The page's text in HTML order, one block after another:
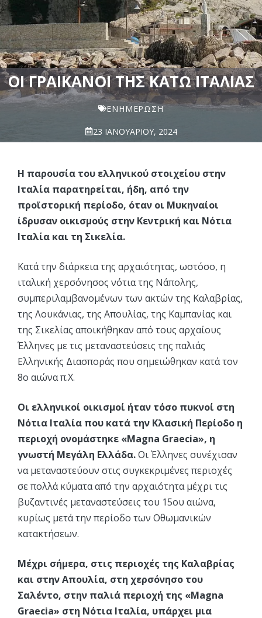
ΟΙ ΓΡΑΙΚΆΝΟΙ ΤΗΣ ΚΆΤΩ ΙΤΑΛΊΑΣ
ΕΝΗΜΈΡΩΣΗ
23 ΙΑΝΟΥΑΡΊΟΥ, 2024
Η παρουσία του ελληνικού στοιχείου στην
Ιταλία παρατηρείται, ήδη, από την
προϊστορική περίοδο, όταν οι Μυκηναίοι
ίδρυσαν οικισμούς στην Κεντρική και Νότια
Ιταλία και τη Σικελία.
Κατά την διάρκεια της αρχαιότητας, ωστόσο, η
ιταλική χερσόνησος νότια της Νάπολης,
συμπεριλαμβανομένων των ακτών της Καλαβρίας,
της Λουκάνιας, της Απουλίας, της Καμπανίας και
της Σικελίας αποικήθηκαν από τους αρχαίους
Έλληνες με τις μεταναστεύσεις της παλιάς
Ελληνικής Διασποράς που σημειώθηκαν κατά τον
8ο αιώνα π.Χ.
Οι ελληνικοί οικισμοί ήταν τόσο πυκνοί στη
Νότια Ιταλία που κατά την Κλασική Περίοδο η
περιοχή ονομάστηκε «Magna Graecia», η
γνωστή Μεγάλη Ελλάδα.Οι Έλληνες συνέχισαν
να μεταναστεύουν στις συγκεκριμένες περιοχές
σε πολλά κύματα από την αρχαιότητα μέχρι τις
βυζαντινές μεταναστεύσεις του 15ου αιώνα,
κυρίως μετά την περίοδο των Οθωμανικών
κατακτήσεων.
Μέχρι σήμερα, στις περιοχές της Καλαβρίας
και στην Απουλία, στη χερσόνησο του
Σαλέντο, στην παλιά περιοχή της «Magna
Graecia» στη Νότια Ιταλία, υπάρχει μια